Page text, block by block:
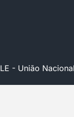
- União